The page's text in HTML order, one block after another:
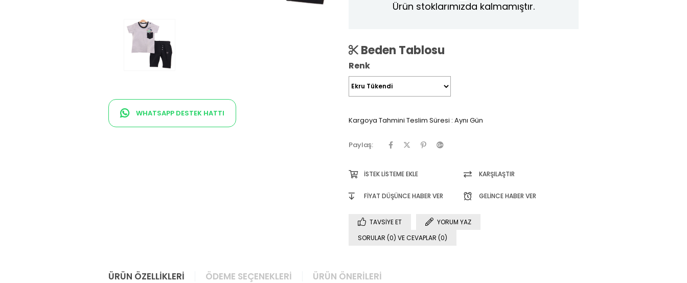
WHATSAPP DESTEK HATTI
Ürün stoklarımızda kalmamıştır.
Beden Tablosu
Renk
Kargoya Tahmini Teslim Süresi : Aynı Gün
Paylaş:
İSTEK LISTEME EKLE KARŞILAŞTIR
FIYAT DÜŞÜNCE HABER VER GELINCE HABER VER
TAVSIYE ET
YORUM YAZ
SORULAR (0) VE CEVAPLAR (0)
ÜRÜN ÖZELLIKLERI ÖDEME SEÇENEKLERI ÜRÜN ÖNERILERI